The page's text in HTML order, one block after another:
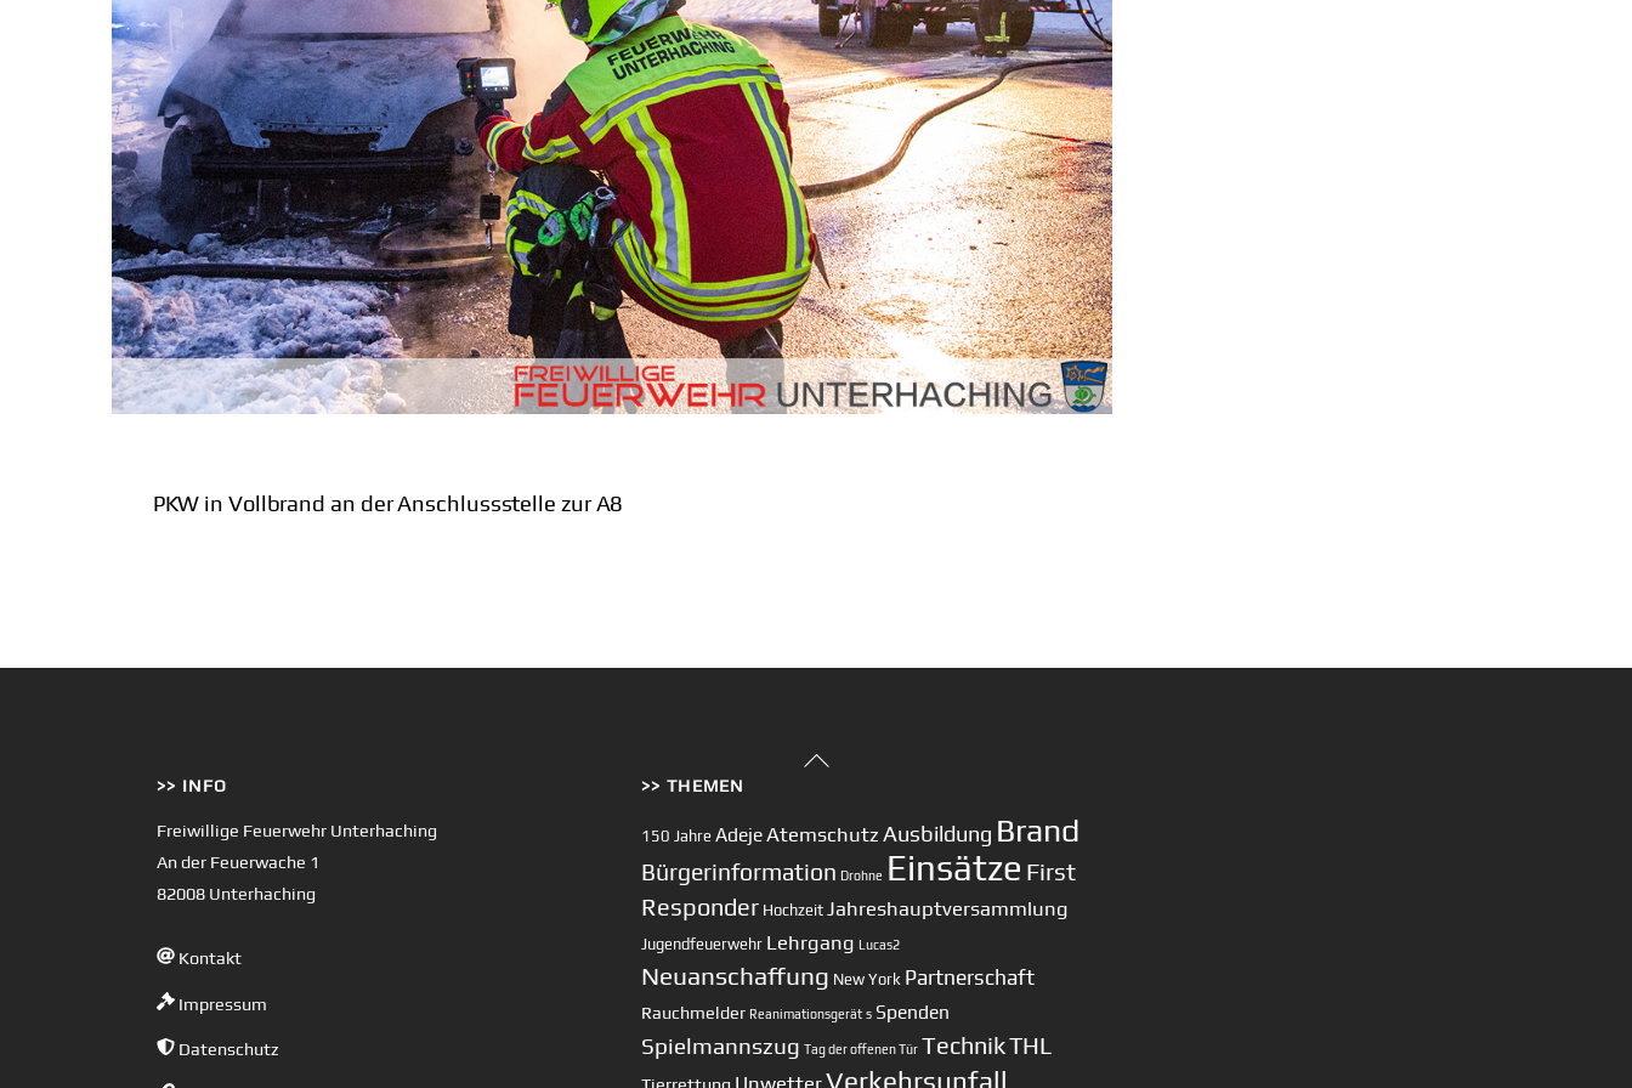
PKW in Vollbrand an der Anschlussstelle zur A8
Back
>> INFO
Freiwillige Feuerwehr Unterhaching
An der Feuerwache 1
82008 Unterhaching
Kontakt
Impressum
Datenschutz
>> THEMEN
150 Jahre AdejeAtemschutz Ausbildung Brand
Bürgerinformation Drohne Einsätze First
Responder Hochzeit Jahreshauptversammlung
Jugendfeuerwehr Lehrgang Lucas2
Neuanschaffung New York Partnerschaft
Rauchmelder Reanimationsgerät s Spenden
Spielmannszug Tag der offenen Tür TechnikTHL
Tierrettung UnwetterVerkehrsunfall